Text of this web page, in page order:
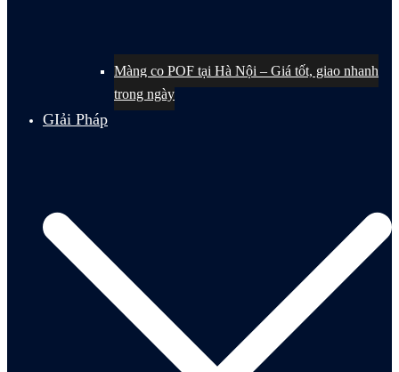
Màng co POF tại Hà Nội – Giá tốt, giao nhanh
trong ngày
GIải Pháp